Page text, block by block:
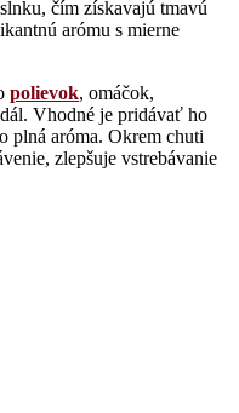
čím získavajú tmavú
arómu s mierne
polievok, omáčok,
Vhodné je pridávať ho
plná aróma. Okrem chuti
zlepšuje vstrebávanie